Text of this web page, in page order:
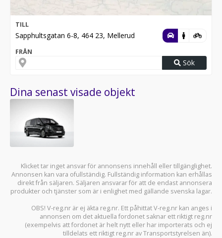
TILL
Sapphultsgatan 6-8, 464 23, Mellerud
FRÅN
Sök
Dina senast visade objekt
Klicket tar inget ansvar för annonsens innehåll eller tillgänglighet.
Annonsen kan vara ofullständig. Fullständig information kan erhållas
direkt från säljaren. Säljaren ansvarar för att de endast annonsera
produkter och tjänster som är i enlighet med gällande svenska lagar.
OBS! V-reg.nr är ej äkta reg.nr. Ett påhittat V-reg.nr kan anges i
annonsen om det aktuella fordonet saknar ett riktigt reg.nr
(exempelvis att fordonet är helt nytt eller har importerats och ej
tilldelats ett riktigt reg.nr av Transportstyrelsen än).